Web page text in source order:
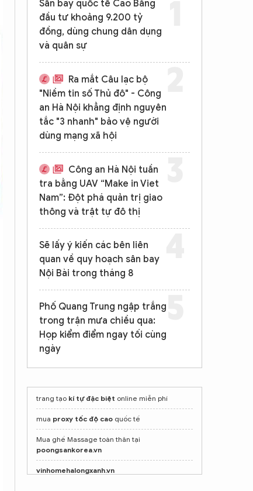
Sân bay quốc tế Cao Bằng
đầu tư khoảng 9.200 tỷ
đồng, dùng chung dân dụng
và quân sự
Ra mắt Câu lạc bộ
"Niềm tin số Thủ đô" - Công
an Hà Nội khẳng định nguyên
tắc "3 nhanh" bảo vệ người
dùng mạng xã hội
Công an Hà Nội tuần
tra bằng UAV “Make in Viet
Nam”: Đột phá quản trị giao
thông và trật tự đô thị
Sẽ lấy ý kiến các bên liên
quan về quy hoạch sân bay
Nội Bài trong tháng 8
Phố Quang Trung ngập trắng
trong trận mưa chiều qua:
Họp kiểm điểm ngay tối cùng
ngày
trang tạo kí tự đặc biệt online miễn phí
mua proxy tốc độ cao quốc tế
Mua ghế Massage toàn thân tại
poongsankorea.vn
vinhomehalongxanh.vn